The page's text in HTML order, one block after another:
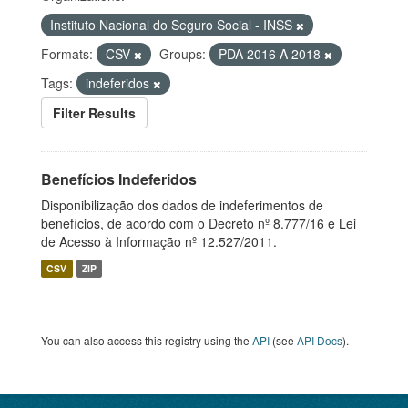
Instituto Nacional do Seguro Social - INSS
Formats:
CSV Groups:
PDA 2016 A 2018
Tags:
indeferidos
Filter Results
Benefícios Indeferidos
Disponibilização dos dados de indeferimentos de
benefícios, de acordo com o Decreto nº 8.777/16 e Lei
de Acesso à Informação nº 12.527/2011.
CSV ZIP
You can also access this registry using the API (see API Docs).